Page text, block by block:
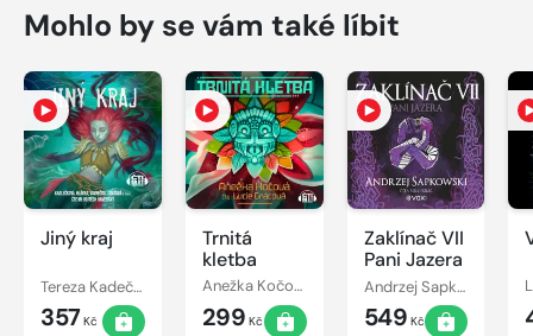
Mohlo by se vám také líbit
Jiný kraj
Tereza Kadečková, Tereza Matoušková
357Kč
Trnitá
kletba
Anežka Kočová
299 Kč
Zaklínač VII
Pani Jazera
Andrzej Sapkowski
549 Kč